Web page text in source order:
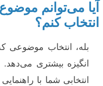
آیا می‌توانم
انتخاب کنم؟
بله، انتخاب موضوعی
انگیزه بیشتری
انتخابی شما با